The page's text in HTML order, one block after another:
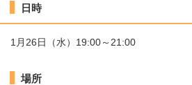
日時
1月26日（水）19:00～21:00
場所